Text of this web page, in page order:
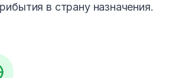
в страну назначения.